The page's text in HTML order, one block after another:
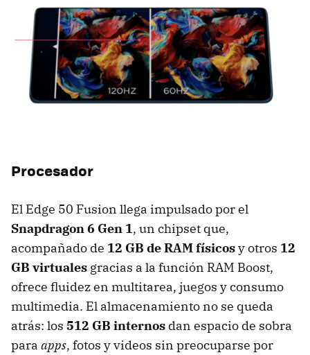
Procesador
El Edge 50 Fusion llega impulsado por el
Snapdragon 6 Gen 1, un chipset que,
acompañado de 12 GB de RAM físicosy otros 12
GB virtuales gracias a la función RAM Boost,
ofrece fluidez en multitarea, juegos y consumo
multimedia. El almacenamiento no se queda
atrás: los 512 GB internos dan espacio de sobra
para apps, fotos y videos sin preocuparse por